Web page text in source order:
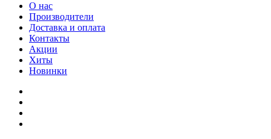
О нас
Производители
Доставка и оплата
Контакты
Акции
Хиты
Новинки